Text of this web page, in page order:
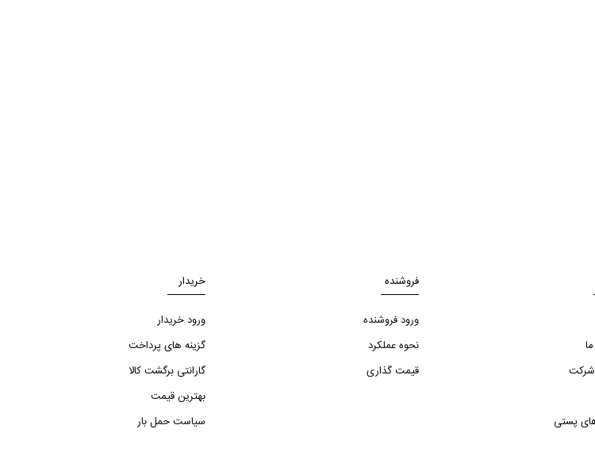
شرکت
پستی
فروشنده
ورود فروشنده
نحوه عملکرد
قیمت گذاری
خریدار
ورود خریدار
گزینه های پرداخت
گارانتی برگشت کالا
بهترین قیمت
سیاست حمل بار